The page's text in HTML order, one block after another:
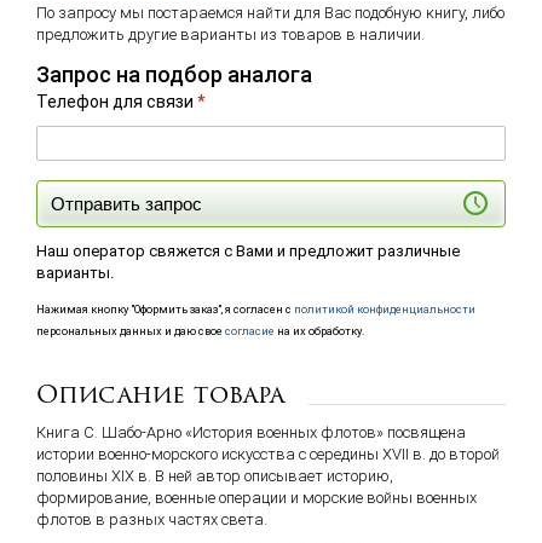
По запросу мы постараемся найти для Вас подобную книгу, либо
предложить другие варианты из товаров в наличии.
Запрос на подбор аналога
Телефон для связи *
Отправить запрос
Наш оператор свяжется с Вами и предложит различные
варианты.
Нажимая кнопку "Оформить заказ", я согласен с политикой конфиденциальности
персональных данных и даю свое согласие на их обработку.
Описание товара
Книга С. Шабо-Арно «История военных флотов» посвящена
истории военно-морского искусства с середины XVII в. до второй
половины XIX в. В ней автор описывает историю,
формирование, военные операции и морские войны военных
флотов в разных частях света.